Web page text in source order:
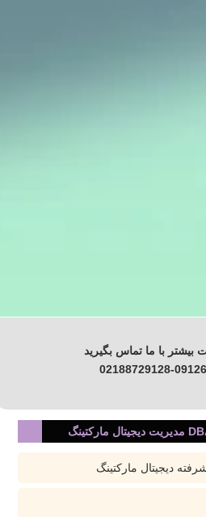
بیشتر با ما تماس بگیرید
02188729128-
دیجیتال مارکتینگ